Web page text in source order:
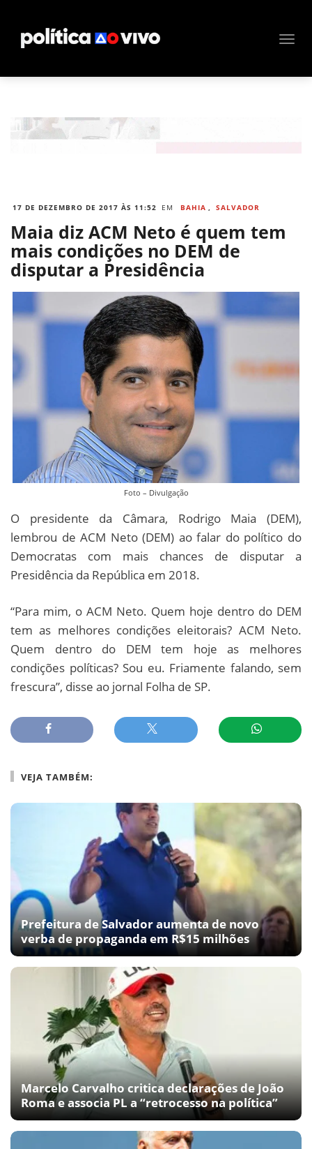
17 DE DEZEMBRO DE 2017 ÀS 11:52 EM BAHIA , SALVADOR
Maia diz ACM Neto é quem tem
mais condições no DEM de
disputar a Presidência
Foto – Divulgação
O presidente da Câmara, Rodrigo Maia (DEM),
lembrou de ACM Neto (DEM) ao falar do político do
Democratas com mais chances de disputar a
Presidência da República em 2018.
“Para mim, o ACM Neto. Quem hoje dentro do DEM
tem as melhores condições eleitorais? ACM Neto.
Quem dentro do DEM tem hoje as melhores
condições políticas? Sou eu. Friamente falando, sem
frescura”, disse ao jornal Folha de SP.
VEJA TAMBÉM:
Prefeitura de Salvador aumenta de novo
verba de propaganda em R$15 milhões
Marcelo Carvalho critica declarações de João
Roma e associa PL a “retrocesso na política”